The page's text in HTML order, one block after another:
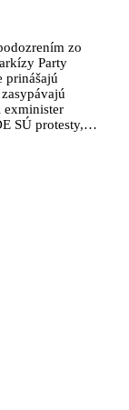
zo
Party
prinášajú
SÚ protesty,